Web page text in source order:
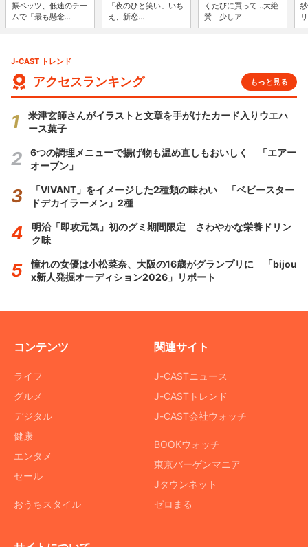
振ベッツ、低迷のチー
ムで「最も懸念...
「夜のひと笑い」いち
え、新恋...
くたびに買って...大絶
賛 少しア...
J-CAST トレンド
アクセスランキング もっと見る
米津玄師さんがイラストと文章を手がけたカード入りウエハ
ース菓子
6つの調理メニューで揚げ物も温め直しもおいしく 「エアー
オーブン」
「VIVANT」をイメージした2種類の味わい 「ベビースター
ドデカイラーメン」2種
明治「即攻元気」初のグミ期間限定 さわやかな栄養ドリン
ク味
憧れの女優は小松菜奈、大阪の16歳がグランプリに 「bijou
x新人発掘オーディション2026」リポート
コンテンツ
ライフ
グルメ
デジタル
健康
エンタメ
セール
おうちスタイル
関連サイト
J-CASTニュース
J-CASTトレンド
J-CAST会社ウォッチ
BOOKウォッチ
東京バーゲンマニア
Jタウンネット
ゼロまる